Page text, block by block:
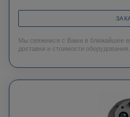
Мы свяжемся с Вами в ближайшее
доставки и стоимости оборудования.